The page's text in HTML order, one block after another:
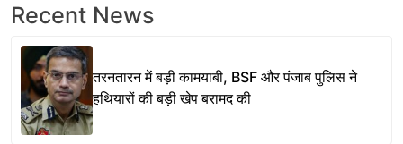
Recent News
तरनतारन में बड़ी कामयाबी, BSF और पंजाब पुलिस ने
हथियारों की बड़ी खेप बरामद की